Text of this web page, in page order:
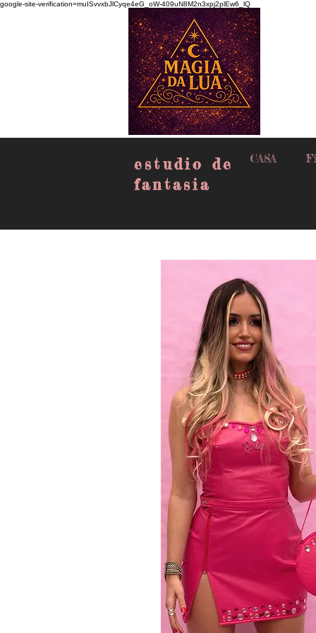
google-site-verification=muISvvxbJlCyqe4eG_oW-409uN8M2n3xpj2plEw6_lQ
estudio de
fantasia
CASA